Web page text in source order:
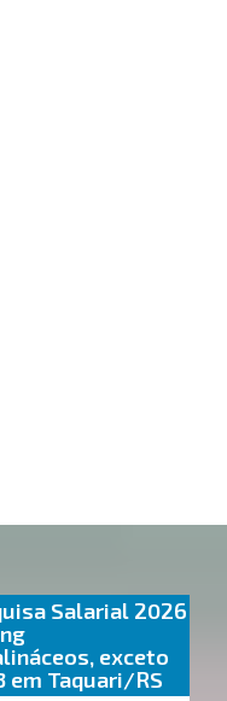
Salarial 2026
exceto
em Taquari/RS